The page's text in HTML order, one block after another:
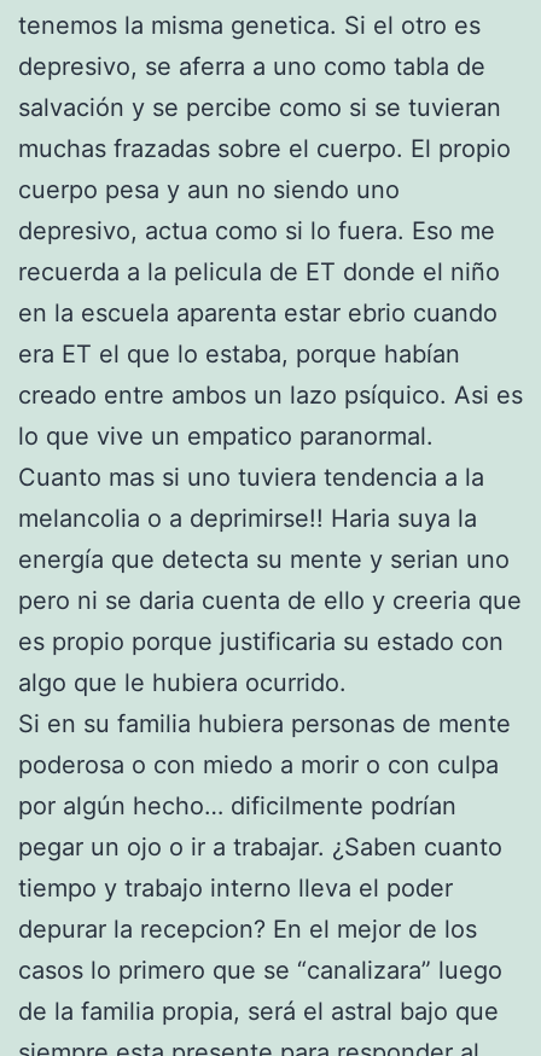
tenemos la misma genetica. Si el otro es
depresivo, se aferra a uno como tabla de
salvación y se percibe como si se tuvieran
muchas frazadas sobre el cuerpo. El propio
cuerpo pesa y aun no siendo uno
depresivo, actua como si lo fuera. Eso me
recuerda a la pelicula de ET donde el niño
en la escuela aparenta estar ebrio cuando
era ET el que lo estaba, porque habían
creado entre ambos un lazo psíquico. Asi es
lo que vive un empatico paranormal.
Cuanto mas si uno tuviera tendencia a la
melancolia o a deprimirse!! Haria suya la
energía que detecta su mente y serian uno
pero ni se daria cuenta de ello y creeria que
es propio porque justificaria su estado con
algo que le hubiera ocurrido.
Si en su familia hubiera personas de mente
poderosa o con miedo a morir o con culpa
por algún hecho… dificilmente podrían
pegar un ojo o ir a trabajar. ¿Saben cuanto
tiempo y trabajo interno lleva el poder
depurar la recepcion? En el mejor de los
casos lo primero que se “canalizara” luego
de la familia propia, será el astral bajo que